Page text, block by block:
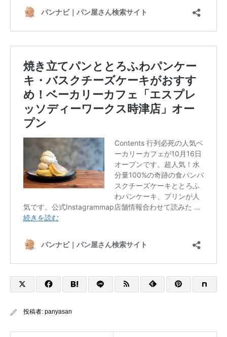
投稿者: panyasan